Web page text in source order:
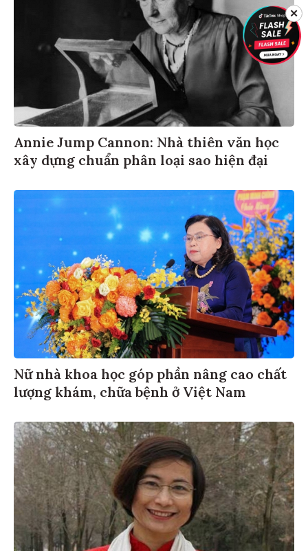
Annie Jump Cannon: Nhà thiên văn học
xây dựng chuẩn phân loại sao hiện đại
Nữ nhà khoa học góp phần nâng cao chất
lượng khám, chữa bệnh ở Việt Nam
✕